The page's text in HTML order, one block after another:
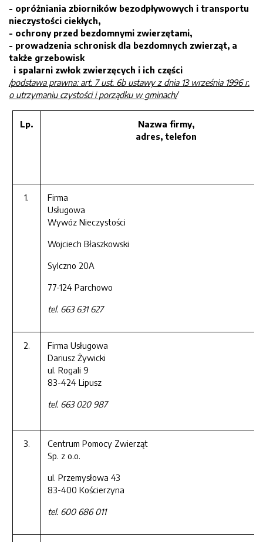
- opróżniania zbiorników bezodpływowych i transportu
nieczystości ciekłych,
- ochrony przed bezdomnymi zwierzętami,
- prowadzenia schronisk dla bezdomnych zwierząt, a
także grzebowisk
i spalarni zwłok zwierzęcych i ich części
/podstawa prawna: art. 7 ust. 6b ustawy z dnia 13 września 1996 r.
o utrzymaniu czystości i porządku w gminach/
Lp.
Nazwa firmy,
adres, telefon
1.
Firma
Wywóz Nieczystości
Wojciech Błaszkowski
Sylczno 20A
77-124 Parchowo
tel. 663 631 627
2.
Firma Usługowa
Dariusz Żywicki
ul. Rogali 9
83-424 Lipusz
tel. 663 020 987
3.
Centrum Pomocy Zwierząt
Sp. z o.o.
ul. Przemysłowa 43
83-400 Kościerzyna
tel. 600 686 011